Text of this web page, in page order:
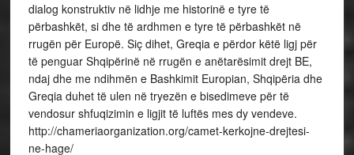
dialog konstruktiv në lidhje me historinë e tyre të
përbashkët, si dhe të ardhmen e tyre të përbashkët në
rrugën për Europë. Siç dihet, Greqia e përdor këtë ligj për
të penguar Shqipërinë në rrugën e anëtarësimit drejt BE,
ndaj dhe me ndihmën e Bashkimit Europian, Shqipëria dhe
Greqia duhet të ulen në tryezën e bisedimeve për të
vendosur shfuqizimin e ligjit të luftës mes dy vendeve.
http://chameriaorganization.org/camet-kerkojne-drejtesi-
ne-hage/